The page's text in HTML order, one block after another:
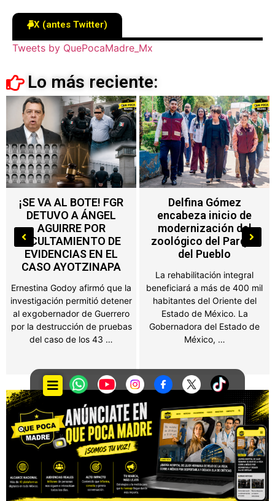
X (antes Twitter)
Tweets by QuePocaMadre_Mx
Lo más reciente:
Delfina Gómez
encabeza inicio de
modernización del
zoológico del Parque
del Pueblo
beneficiará a más de 400 mil
habitantes del Oriente del
Estado de México. La
Gobernadora del Estado de
México, …
Nuevo impuesto en
Edoméx alcanza a
máquinas de
videojuegos, ferias y
salones de fiesta
Propietarios de negocios,
salones de fiestas, ferias y
establecimientos que
obtengan ingresos por juegos
o espectáculos públicos en el
Estado de México …